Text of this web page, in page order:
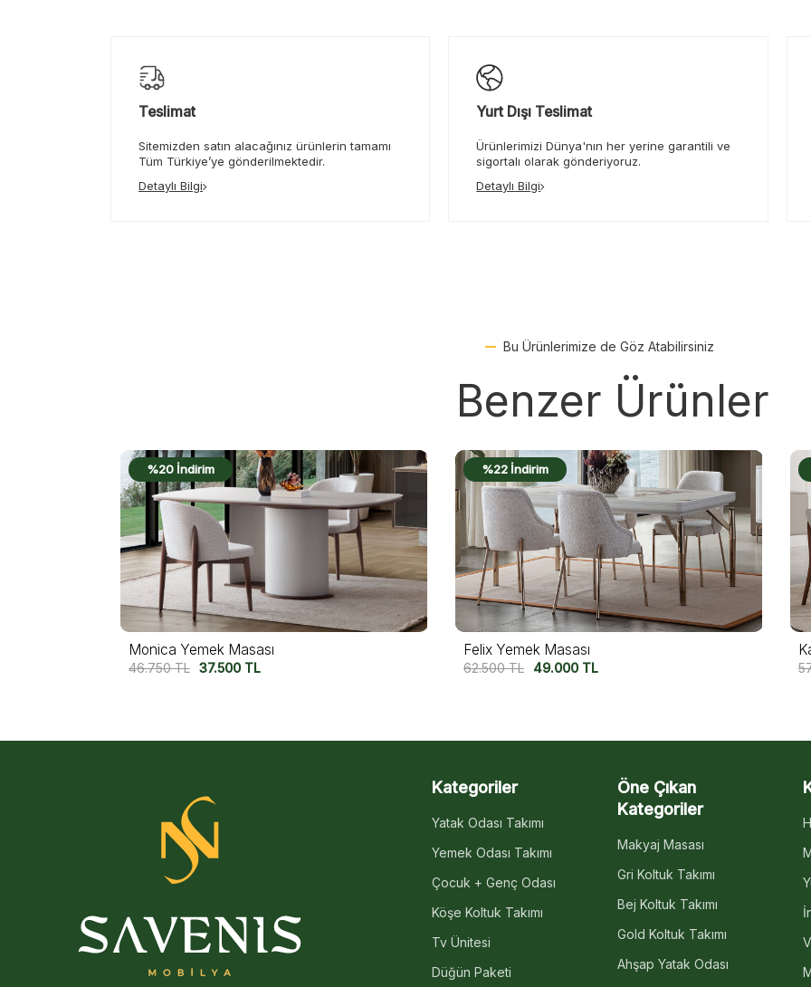
Teslimat
Sitemizden satın alacağınız ürünlerin tamamı
Tüm Türkiye’ye gönderilmektedir.
Detaylı Bilgi
Yurt Dışı Teslimat
Ürünlerimizi Dünya'nın her yerine garantili ve
sigortalı olarak gönderiyoruz.
Detaylı Bilgi
Bu Ürünlerimize de Göz Atabilirsiniz
Benzer Ürünler
%22 İndirim
Felix Yemek Masası
62.500TL 49.000 TL
%17 İndirim
Kavala Yemek Masası
57.500TL 47.500TL
Kategoriler
Yatak Odası Takımı
Yemek Odası Takımı
Çocuk + Genç Odası
Köşe Koltuk Takımı
Tv Ünitesi
Düğün Paketi
Öne Çıkan
Kategoriler
Makyaj Masası
Gri Koltuk Takımı
Bej Koltuk Takımı
Gold Koltuk Takımı
Ahşap Yatak Odası